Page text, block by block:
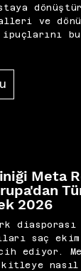
ve
ipuçlarını
Meta
2026
diasporası
saç
ediyor.
nasıl